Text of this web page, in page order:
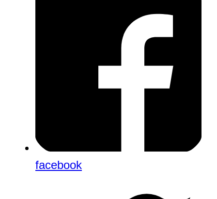
facebook